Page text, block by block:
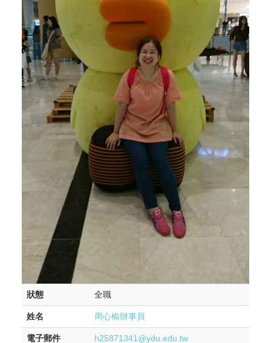
狀態 全職
姓名 周心榆辦事員
電子郵件 h25871341@ydu.edu.tw